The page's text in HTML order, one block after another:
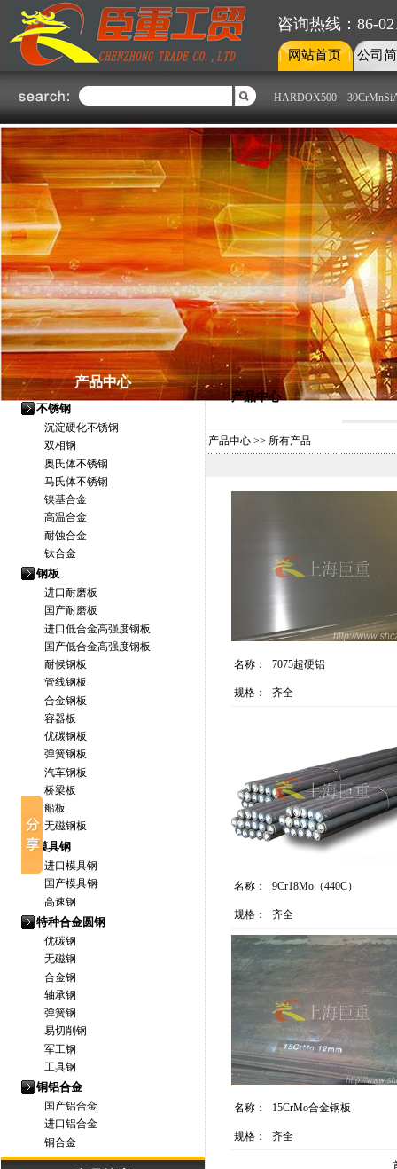
咨询热线：86-
网站首页 公司
HARDOX500
不锈钢部 钢板部
不锈钢部
上海臣重不锈钢部主要经销国内
外各大钢铁厂上海克虏伯、广州
联众、宁波宝新、山西太钢、张
家港浦项、昆山大庚、宝钢集
团、台湾烨联、南非哥伦布、日
本、芬兰OUTOKUMPU、南非
Colum......了解更多
产品中心
不锈钢
沉淀硬化不锈钢
双相钢
奥氏体不锈钢
马氏体不锈钢
镍基合金
高温合金
耐蚀合金
钛合金
钢板
进口耐磨板
国产耐磨板
进口低合金高强度钢板
国产低合金高强度钢板
耐候钢板
管线钢板
合金钢板
容器板
优碳钢板
弹簧钢板
汽车钢板
桥梁板
船板
无磁钢板
模具钢
进口模具钢
国产模具钢
高速钢
特种合金圆钢
优碳钢
无磁钢
合金钢
轴承钢
弹簧钢
易切削钢
军工钢
工具钢
铜铝合金
国产铝合金
进口铝合金
铜合金
产品中心
产品中心 >> 所有产品
名称： 7075超硬铝
规格： 齐全
名称： 9Cr18Mo（440C）
规格： 齐全
名称： 15CrMo合金钢板
规格： 齐全